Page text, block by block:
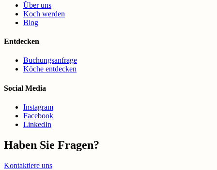
Über uns
Koch werden
Blog
Entdecken
Buchungsanfrage
Köche entdecken
Social Media
Instagram
Facebook
LinkedIn
Haben Sie Fragen?
Kontaktiere uns